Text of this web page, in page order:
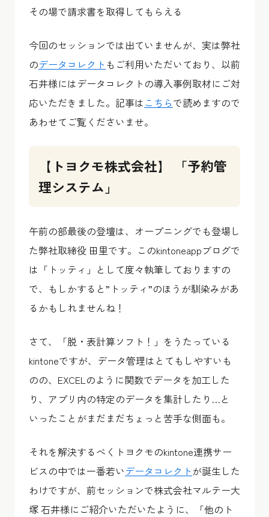
その場で請求書を取得してもらえる
今回のセッションでは出ていませんが、実は弊社
のデータコレクトもご利用いただいており、以前
石井様にはデータコレクトの導入事例取材にご対
応いただきました。記事は こちらで読めますので
あわせてご覧くださいませ。
【トヨクモ株式会社】 「予約管
理システム」
午前の部最後の登壇は、オープニングでも登場し
た弊社取締役 田里です。このkintoneappブログで
は「トッティ」として度々執筆しておりますの
で、もしかすると”トッティ”のほうが馴染みがあ
るかもしれませんね！
さて、「脱・表計算ソフト！」をうたっている
kintoneですが、データ管理はとてもしやすいも
のの、EXCELのように関数でデータを加工した
り、アプリ内の特定のデータを集計したり…と
いったことがまだまだちょっと苦手な側面も。
それを解決するべくトヨクモのkintone連携サー
ビスの中では一番若いデータコレクトが誕生した
わけですが、前セッションで株式会社マルテー大
塚 石井様にご紹介いただいたように、「他のト